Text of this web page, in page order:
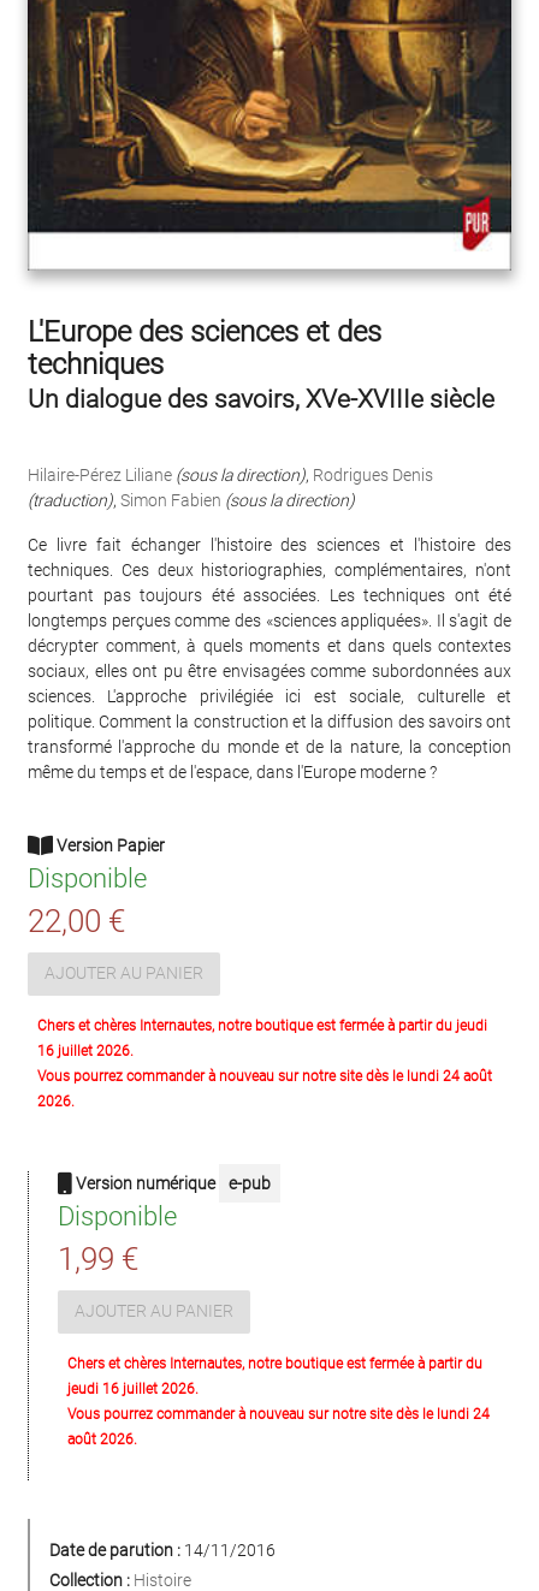
L'Europe des sciences et des
techniques
Un dialogue des savoirs, XVe-XVIIIe siècle
Hilaire-Pérez Liliane (sous la direction), Rodrigues Denis
(traduction), Simon Fabien (sous la direction)
Ce livre fait échanger l'histoire des sciences et l'histoire des
techniques. Ces deux historiographies, complémentaires, n'ont
pourtant pas toujours été associées. Les techniques ont été
longtemps perçues comme des «sciences appliquées». Il s'agit de
décrypter comment, à quels moments et dans quels contextes
sociaux, elles ont pu être envisagées comme subordonnées aux
sciences. L'approche privilégiée ici est sociale, culturelle et
politique. Comment la construction et la diffusion des savoirs ont
transformé l'approche du monde et de la nature, la conception
même du temps et de l'espace, dans l'Europe moderne ?
Version Papier
Disponible
22,00 €
AJOUTER AU PANIER
Chers et chères Internautes, notre boutique est fermée à partir du jeudi
16 juillet 2026.
Vous pourrez commander à nouveau sur notre site dès le lundi 24 août
2026.
Version numérique e-pub
Disponible
1,99 €
AJOUTER AU PANIER
Chers et chères Internautes, notre boutique est fermée à partir du
jeudi 16 juillet 2026.
Vous pourrez commander à nouveau sur notre site dès le lundi 24
août 2026.
Date de parution : 14/11/2016
Collection : Histoire